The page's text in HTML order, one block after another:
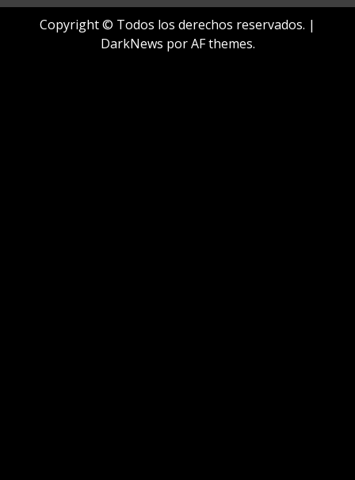
Copyright © Todos los derechos reservados. |
DarkNews por AF themes.